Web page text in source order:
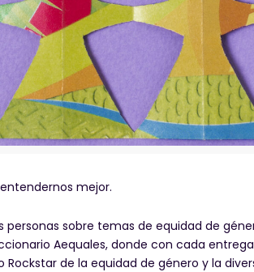
mejor.
sobre temas de equidad de
Aequales, donde con cada
de la equidad de género y la